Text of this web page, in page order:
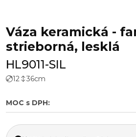
Váza keramická -
strieborná, lesklá
HL9011-SIL
12 36cm
MOC s DPH: